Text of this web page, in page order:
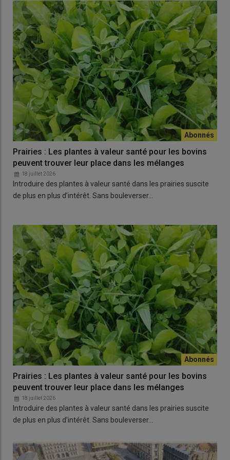
Prairies : Les plantes à valeur santé pour les bovins
peuvent trouver leur place dans les mélanges
18 juillet 2026
Introduire des plantes à valeur santé dans les prairies suscite
de plus en plus d’intérêt. Sans bouleverser…
Prairies : Les plantes à valeur santé pour les bovins
peuvent trouver leur place dans les mélanges
18 juillet 2026
Introduire des plantes à valeur santé dans les prairies suscite
de plus en plus d’intérêt. Sans bouleverser…